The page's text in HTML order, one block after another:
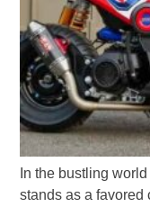
In the bustling
stands as a favored